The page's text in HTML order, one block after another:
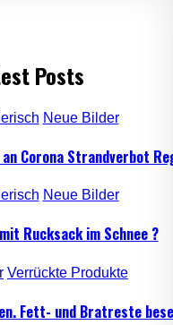
Posts
Neue Bilder
Corona Strandverbot
Neue Bilder
Rucksack im Schnee ?
Verrückte Produkte
Fett- und Bratreste